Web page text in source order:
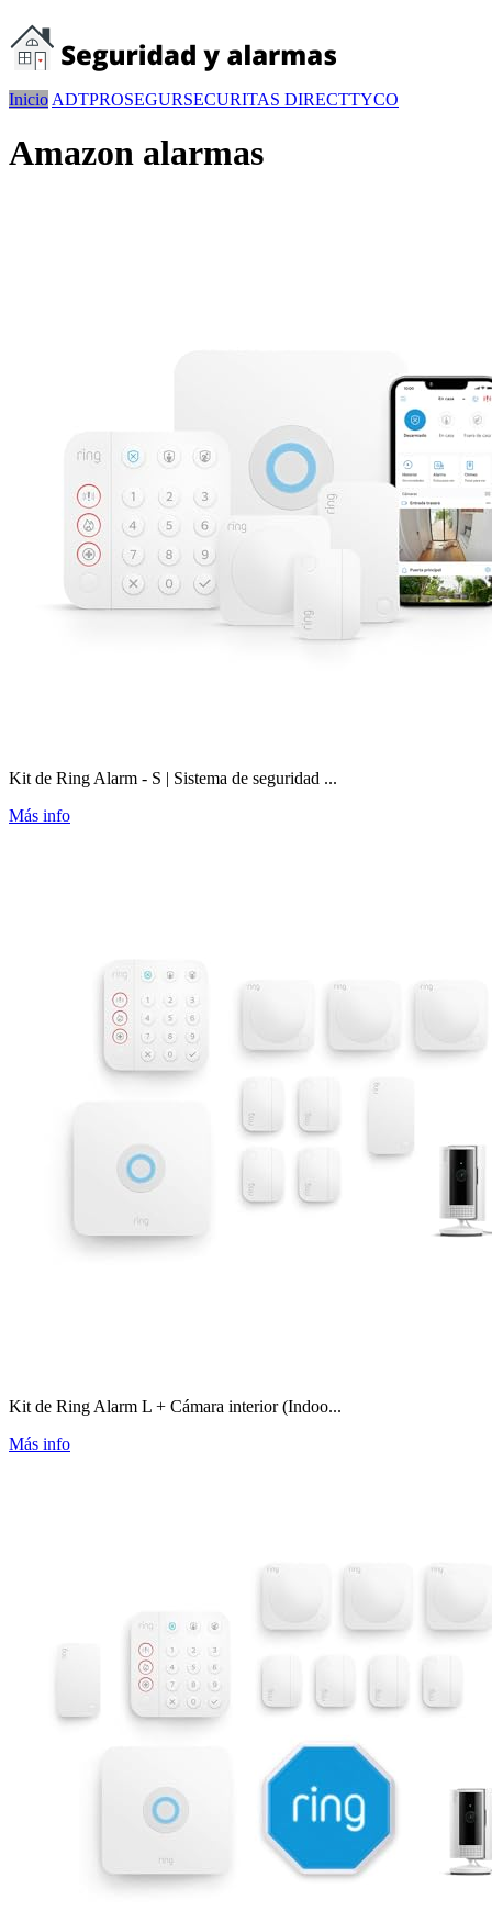
Inicio ADTPROSEGURSECURITAS DIRECTTYCO
Amazon alarmas
Kit de Ring Alarm - S | Sistema de seguridad ...
Más info
Kit de Ring Alarm L + Cámara interior (Indoo...
Más info